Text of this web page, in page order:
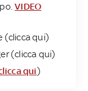
VIDEO
(clicca qui)
(clicca qui)
qui)